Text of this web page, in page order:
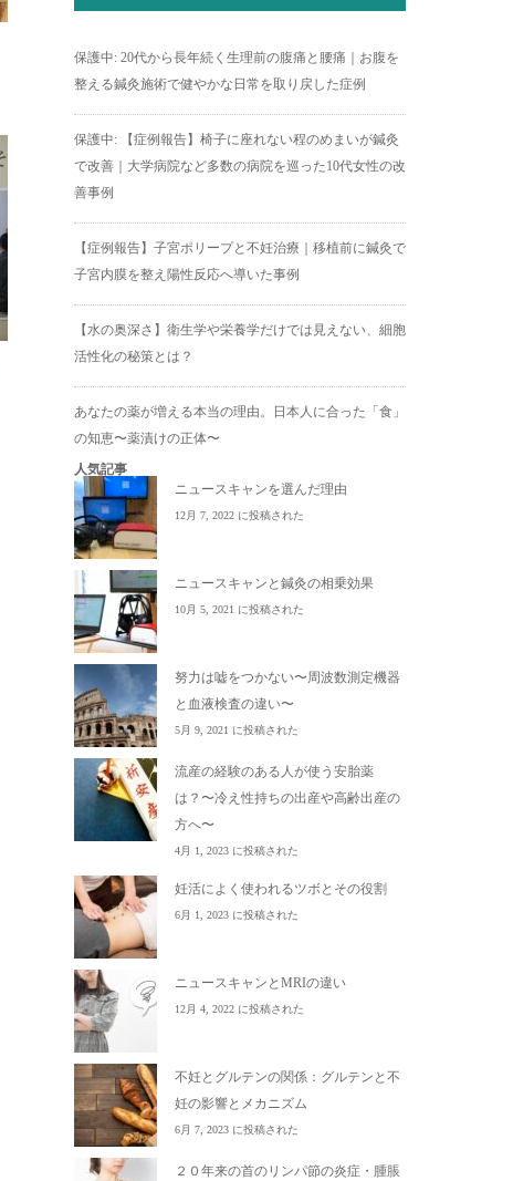
保護中: 20代から長年続く生理前の腹痛と腰痛｜お腹を
整える鍼灸施術で健やかな日常を取り戻した症例
保護中: 【症例報告】椅子に座れない程のめまいが鍼灸
で改善｜大学病院など多数の病院を巡った10代女性の改
善事例
【症例報告】子宮ポリープと不妊治療｜移植前に鍼灸で
子宮内膜を整え陽性反応へ導いた事例
【水の奥深さ】衛生学や栄養学だけでは見えない、細胞
活性化の秘策とは？
あなたの薬が増える本当の理由。日本人に合った「食」
の知恵〜薬漬けの正体〜
人気記事
ニュースキャンを選んだ理由
12月 7, 2022 に投稿された
ニュースキャンと鍼灸の相乗効果
10月 5, 2021 に投稿された
努力は嘘をつかない〜周波数測定機器
と血液検査の違い〜
5月 9, 2021 に投稿された
流産の経験のある人が使う安胎薬
は？〜冷え性持ちの出産や高齢出産の
方へ〜
4月 1, 2023 に投稿された
妊活によく使われるツボとその役割
6月 1, 2023 に投稿された
ニュースキャンとMRIの違い
12月 4, 2022 に投稿された
不妊とグルテンの関係：グルテンと不
妊の影響とメカニズム
6月 7, 2023 に投稿された
２０年来の首のリンパ節の炎症・腫脹